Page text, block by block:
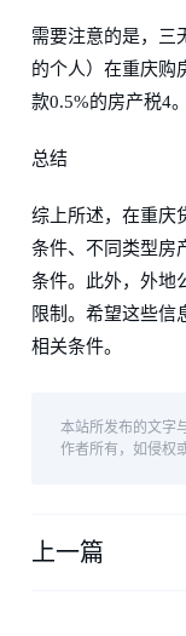
需要注意的是，三
的个人）在重庆购
款0.5%的房产税4。
总结
综上所述，在重庆
条件、不同类型房
条件。此外，外地
限制。希望这些信
相关条件。
本站所发布的文字
作者所有，如侵权
上一篇